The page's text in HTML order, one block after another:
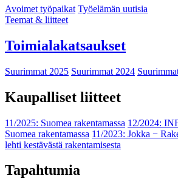
Avoimet työpaikat Työelämän uutisia
Teemat & liitteet
Toimialakatsaukset
Suurimmat 2025 Suurimmat 2024
Kaupalliset liitteet
11/2025: Suomea rakentamassa 12/2024:
Suomea rakentamassa 11/2023: Jokka −
lehti kestävästä rakentamisesta
Tapahtumia